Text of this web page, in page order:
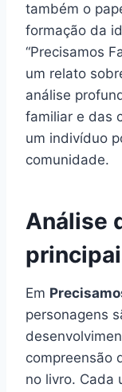
também o
formação da
“Precisamos
um relato
análise
familiar e das
um indivíduo
comunidade.
Análise
Em
personagens
compreensão
no livro. Cada